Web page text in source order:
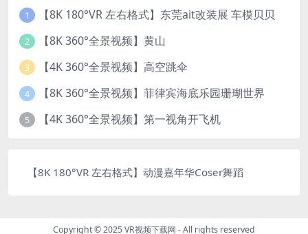
1 【8K 180°VR 左右格式】东莞ait改装展 车模贝贝
2 【8K 360°全景视频】黄山
3 【4K 360°全景视频】高空跳伞
4 【8K 360°全景视频】菲律宾海底乐园珊瑚世界
5 【4K 360°全景视频】第一视角开飞机
【8K 180°VR 左右格式】动漫嘉年华Coser舞蹈
Copyright © 2025 VR视频下载网 - All rights reserved